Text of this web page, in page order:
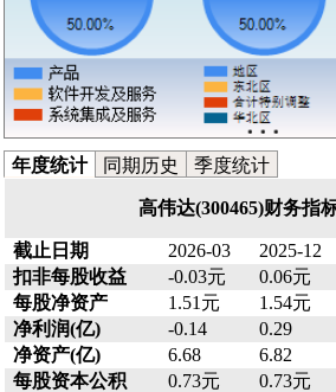
年度统计 同期历史 季度统计
高伟达(300465)财务指
截止日期 2026-03 2025-12
扣非每股收益
-0.03元 0.06元
每股净资产
1.51元 1.54元
净利润(亿)
-0.14 0.29
净资产(亿)
6.68 6.82
每股资本公积
0.73元 0.73元